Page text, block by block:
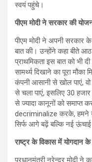
स्वयं पहुंचे।
पीएम मोदी ने सरकार की
पीएम मोदी ने अपनी सरकार के
बात की। उन्होंने कहा बीते
प्राथमिकता इस बात को भी
सामर्थ्य दिखाने का पूरा मौका
कंपनी आसानी से खोल पाएं,
से चला पाएं, इसलिए 30
से ज्यादा कानूनों को समाप्त
decriminalize करके, हमने ये
सिर्फ आगे बढ़ें बल्कि नई ऊंचाई
राष्ट्र के विकास में योगदान